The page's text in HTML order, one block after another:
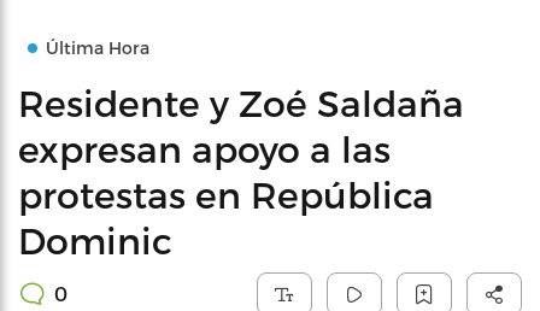
Última Hora
Residente y Zoé Saldaña
expresan apoyo a las
protestas en República
Dominic
0